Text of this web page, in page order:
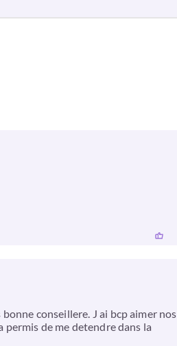
conseillere. J ai bcp aimer nos
de me detendre dans la